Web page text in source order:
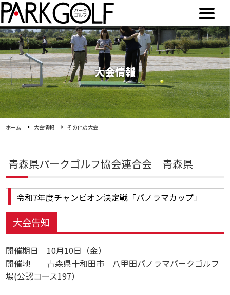
大会情報
ホーム 大会情報 その他の大会
青森県パークゴルフ協会連合会 青森県
令和7年度チャンピオン決定戦「パノラマカップ」
大会告知
開催期日 10月10日（金）
開催地 青森県十和田市 八甲田パノラマパークゴルフ
場(公認コース197）